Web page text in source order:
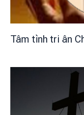
Tâm tình tri ân